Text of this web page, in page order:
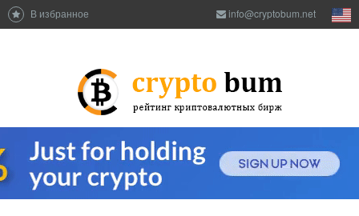
В избранное info@cryptobum.net